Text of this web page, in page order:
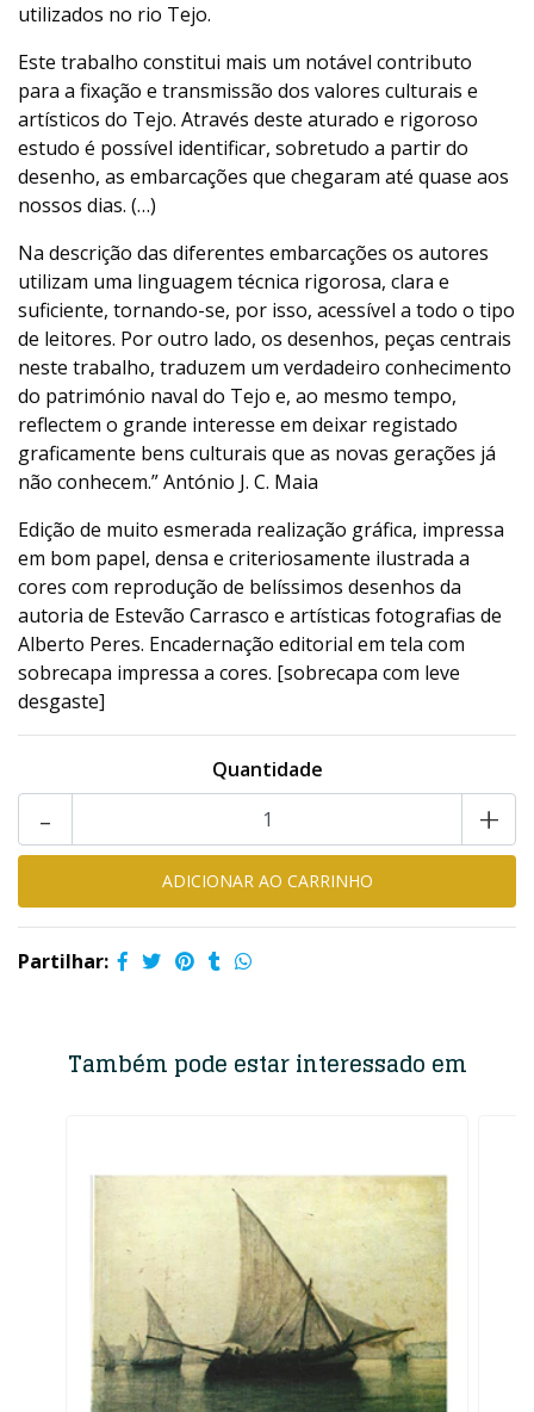
utilizados no rio Tejo.
Este trabalho constitui mais um notável contributo
para a fixação e transmissão dos valores culturais e
artísticos do Tejo. Através deste aturado e rigoroso
estudo é possível identificar, sobretudo a partir do
desenho, as embarcações que chegaram até quase aos
nossos dias. (…)
Na descrição das diferentes embarcações os autores
utilizam uma linguagem técnica rigorosa, clara e
suficiente, tornando-se, por isso, acessível a todo o tipo
de leitores. Por outro lado, os desenhos, peças centrais
neste trabalho, traduzem um verdadeiro conhecimento
do património naval do Tejo e, ao mesmo tempo,
reflectem o grande interesse em deixar registado
graficamente bens culturais que as novas gerações já
não conhecem.” António J. C. Maia
Edição de muito esmerada realização gráfica, impressa
em bom papel, densa e criteriosamente ilustrada a
cores com reprodução de belíssimos desenhos da
autoria de Estevão Carrasco e artísticas fotografias de
Alberto Peres. Encadernação editorial em tela com
sobrecapa impressa a cores. [sobrecapa com leve
desgaste]
Quantidade
+
-
Partilhar:
Também pode estar interessado em